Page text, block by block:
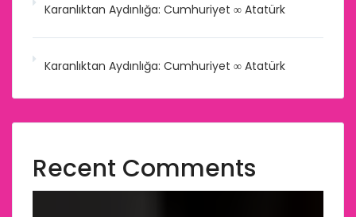
Karanlıktan Aydınlığa: Cumhuriyet ∞ Atatürk
Karanlıktan Aydınlığa: Cumhuriyet ∞ Atatürk
Recent Comments